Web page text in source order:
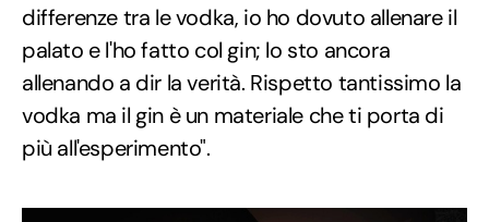
differenze tra le vodka, io ho dovuto allenare il
palato e l'ho fatto col gin; lo sto ancora
allenando a dir la verità. Rispetto tantissimo la
vodka ma il gin è un materiale che ti porta di
più all'esperimento".